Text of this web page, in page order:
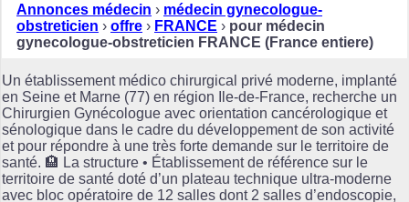
Annonces médecin › médecin gynecologue-
obstreticien › offre › FRANCE › pour médecin
gynecologue-obstreticien FRANCE (France entiere)
Un établissement médico chirurgical privé moderne, implanté
en Seine et Marne (77) en région Ile-de-France, recherche un
Chirurgien Gynécologue avec orientation cancérologique et
sénologique dans le cadre du développement de son activité
et pour répondre à une très forte demande sur le territoire de
santé. 🏨 La structure • Établissement de référence sur le
territoire de santé doté d’un plateau technique ultra-moderne
avec bloc opératoire de 12 salles dont 2 salles d’endoscopie,